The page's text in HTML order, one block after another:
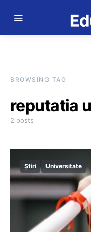
BROWSING TAG
reputatia
2 posts
Știri Universitate